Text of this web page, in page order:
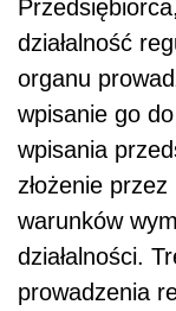
działalność
organu
wpisanie go
wpisania
złożenie
warunków
działalności.
prowadzenia